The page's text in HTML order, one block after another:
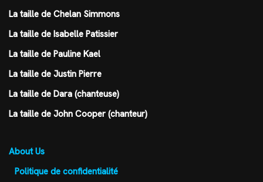
La taille de Chelan Simmons
La taille de Isabelle Patissier
La taille de Pauline Kael
La taille de Justin Pierre
La taille de Dara (chanteuse)
La taille de John Cooper (chanteur)
About Us
Politique de confidentialité